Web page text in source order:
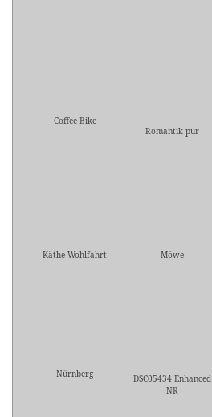
Coffee Bike
Romantik pur
Käthe Wohlfahrt Möwe
Nürnberg
DSC05434 Enhanced
NR